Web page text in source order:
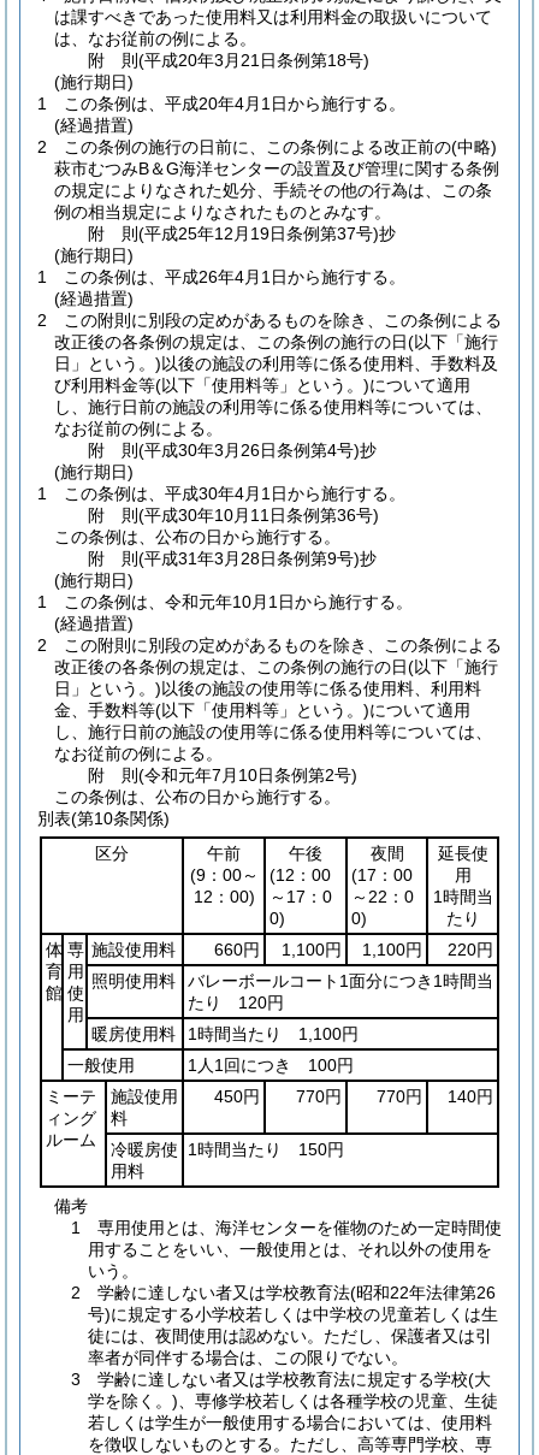
は課すべきであった使用料又は利用料金の取扱いについて
は、なお従前の例による。
附 則(平成20年3月21日条例第18号)
(施行期日)
1
この条例は、平成20年4月1日から施行する。
(経過措置)
2
この条例の施行の日前に、この条例による改正前の(中略)
萩市むつみB＆G海洋センターの設置及び管理に関する条例
の規定によりなされた処分、手続その他の行為は、この条
例の相当規定によりなされたものとみなす。
附 則(平成25年12月19日条例第37号)抄
(施行期日)
1
この条例は、平成26年4月1日から施行する。
(経過措置)
2
この附則に別段の定めがあるものを除き、この条例による
改正後の各条例の規定は、この条例の施行の日(以下「施行
日」という。)以後の施設の利用等に係る使用料、手数料及
び利用料金等(以下「使用料等」という。)について適用
し、施行日前の施設の利用等に係る使用料等については、
なお従前の例による。
附 則(平成30年3月26日条例第4号)抄
(施行期日)
1
この条例は、平成30年4月1日から施行する。
附 則(平成30年10月11日条例第36号)
この条例は、公布の日から施行する。
附 則(平成31年3月28日条例第9号)抄
(施行期日)
1
この条例は、令和元年10月1日から施行する。
(経過措置)
2
この附則に別段の定めがあるものを除き、この条例による
改正後の各条例の規定は、この条例の施行の日(以下「施行
日」という。)以後の施設の使用等に係る使用料、利用料
金、手数料等(以下「使用料等」という。)について適用
し、施行日前の施設の使用等に係る使用料等については、
なお従前の例による。
附 則(令和元年7月10日条例第2号)
この条例は、公布の日から施行する。
別表(第10条関係)
区分
午前
(9：00～
12：00)
午後
(12：00
～17：0
0)
夜間
(17：00
～22：0
0)
延長使
用
1時間当
たり
体
育
館
専
用
使
用
施設使用料 660円 1,100円 1,100円
220円
照明使用料
バレーボールコート1面分につき1時間当
たり 120円
暖房使用料
1時間当たり 1,100円
一般使用
1人1回につき 100円
ミーテ
ィング
ルーム
施設使用
料
450円 770円 770円 140円
冷暖房使
用料
1時間当たり 150円
備考
1 専用使用とは、海洋センターを催物のため一定時間使
用することをいい、一般使用とは、それ以外の使用を
いう。
2 学齢に達しない者又は学校教育法(昭和22年法律第26
号)に規定する小学校若しくは中学校の児童若しくは生
徒には、夜間使用は認めない。ただし、保護者又は引
率者が同伴する場合は、この限りでない。
3 学齢に達しない者又は学校教育法に規定する学校(大
学を除く。)、専修学校若しくは各種学校の児童、生徒
若しくは学生が一般使用する場合においては、使用料
を徴収しないものとする。ただし、高等専門学校、専